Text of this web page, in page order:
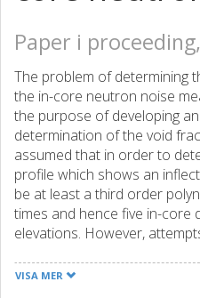
Paper i
The problem of determining
the in-core neutron noise
the purpose of developing
determination of the void
assumed that in order to
profile which shows an
be at least a third order
times and hence five in-core
elevations. However,
LPRMs and cross-correlate
VISA MER